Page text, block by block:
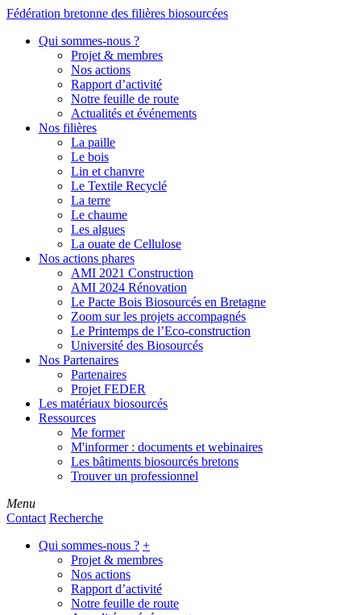
Fédération bretonne des filières biosourcées
Qui sommes-nous ?
Projet & membres
Nos actions
Rapport d’activité
Notre feuille de route
Actualités et événements
Nos filières
La paille
Le bois
Lin et chanvre
Le Textile Recyclé
La terre
Le chaume
Les algues
La ouate de Cellulose
Nos actions phares
AMI 2021 Construction
AMI 2024 Rénovation
Le Pacte Bois Biosourcés en Bretagne
Zoom sur les projets accompagnés
Le Printemps de l’Eco-construction
Université des Biosourcés
Nos Partenaires
Partenaires
Projet FEDER
Les matériaux biosourcés
Ressources
Me former
M'informer : documents et webinaires
Les bâtiments biosourcés bretons
Trouver un professionnel
Menu
Contact Recherche
Qui sommes-nous ? +
Projet & membres
Nos actions
Rapport d’activité
Notre feuille de route